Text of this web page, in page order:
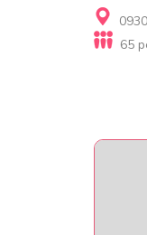
Gite,
65